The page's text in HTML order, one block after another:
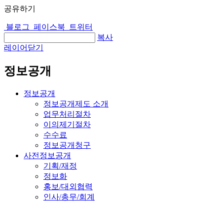
공유하기
블로그 페이스북
트위터
복사
레이어닫기
정보공개
정보공개
정보공개제도 소개
업무처리절차
이의제기절차
수수료
정보공개청구
사전정보공개
기획/재정
정보화
홍보/대외협력
인사/총무/회계